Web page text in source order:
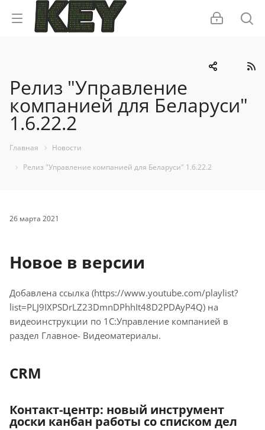
Релиз "Управление
компанией для Беларуси"
1.6.22.2
Главная
Новости
Релиз "Управление компанией для Беларуси" 1.6.22.2
26 марта 2021
Новое в версии
Добавлена ссылка (https://www.youtube.com/playlist?
list=PLJ9IXPSDrLZ23DmnDPhhIt48D2PDAyP4Q) на
видеоинструкции по 1С:Управление компанией в
раздел Главное- Видеоматериалы.
CRM
Контакт-центр: новый инструмент
доски канбан работы со списком дел